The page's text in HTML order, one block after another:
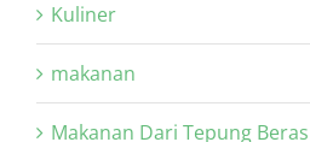
Kuliner
makanan
Makanan Dari Tepung Beras